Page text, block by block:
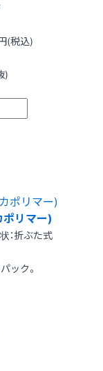
(税込)
)
リマー)
：折ぶた式
ック。